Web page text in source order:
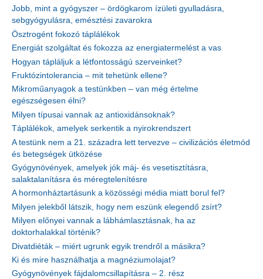
Jobb, mint a gyógyszer – ördögkarom ízületi gyulladásra,
sebgyógyulásra, emésztési zavarokra
Ösztrogént fokozó táplálékok
Energiát szolgáltat és fokozza az energiatermelést a vas
Hogyan tápláljuk a létfontosságú szerveinket?
Fruktózintolerancia – mit tehetünk ellene?
Mikroműanyagok a testünkben – van még értelme
egészségesen élni?
Milyen típusai vannak az antioxidánsoknak?
Táplálékok, amelyek serkentik a nyirokrendszert
A testünk nem a 21. századra lett tervezve – civilizációs életmód
és betegségek ütközése
Gyógynövények, amelyek jók máj- és vesetisztításra,
salaktalanításra és méregtelenítésre
A hormonháztartásunk a közösségi média miatt borul fel?
Milyen jelekből látszik, hogy nem eszünk elegendő zsírt?
Milyen előnyei vannak a lábhámlasztásnak, ha az
doktorhalakkal történik?
Divatdiéták – miért ugrunk egyik trendről a másikra?
Ki és mire használhatja a magnéziumolajat?
Gyógynövények fájdalomcsillapításra – 2. rész